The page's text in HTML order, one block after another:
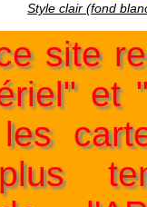
Style clair (fond
site
et
plus